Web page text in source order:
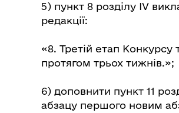
5) пункт 8 розділу ІV
редакції:
«8. Третій етап Конкурсу
протягом трьох тижнів.»;
6) доповнити пункт 11
абзацу першого новим